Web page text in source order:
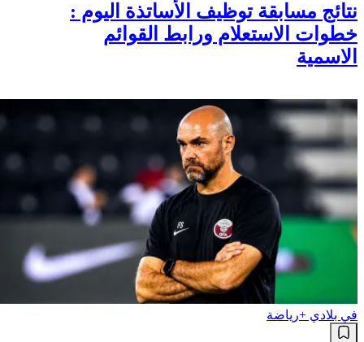
نتائج مسابقة توظيف الأساتذة اليوم :
خطوات الاستعلام ورابط القوائم
الاسمية
في بلادي +رياضة